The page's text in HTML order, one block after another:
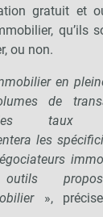
gratuit et
qu’ils
ou non.
en
de
des taux
les
»,